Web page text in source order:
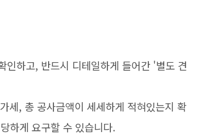
인하고, 반드시 디테일하게 들어간 '별도 견
세, 총 공사금액이 세세하게 적혀있는지 확
하게 요구할 수 있습니다.